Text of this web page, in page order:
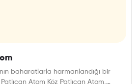
baharatlarla harmanlandığı bir
Atom Köz Patlıcan Atom,